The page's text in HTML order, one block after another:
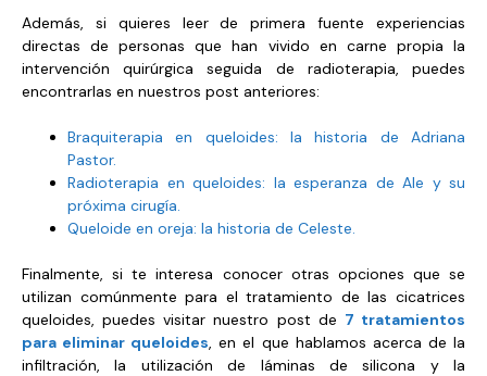
Además, si quieres leer de primera fuente experiencias
directas de personas que han vivido en carne propia la
intervención quirúrgica seguida de radioterapia, puedes
encontrarlas en nuestros post anteriores:
Braquiterapia en queloides: la historia de Adriana
Pastor.
Radioterapia en queloides: la esperanza de Ale y su
próxima cirugía.
Queloide en oreja: la historia de Celeste.
Finalmente, si te interesa conocer otras opciones que se
utilizan comúnmente para el tratamiento de las cicatrices
queloides, puedes visitar nuestro post de 7 tratamientos
para eliminar queloides, en el que hablamos acerca de la
infiltración, la utilización de láminas de silicona y la